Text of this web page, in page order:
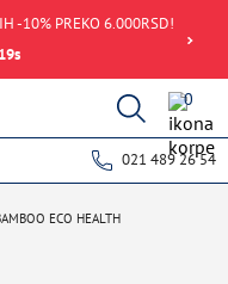
-10% PREKO 6.000RSD!
19s
0
021 489 26 54
ECO HEALTH